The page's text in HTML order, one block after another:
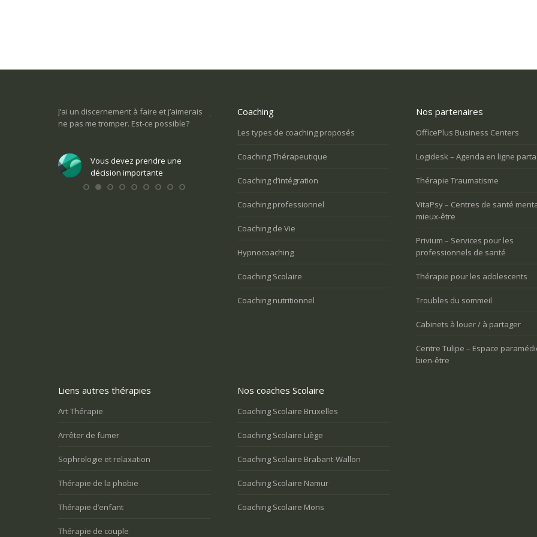
J’ai un discernement à faire et j’aimerais
ne pas me tromper. Est-ce possible?
Vous devez prendre une
décision importante
Je ne sais pas ce que je veux faire dans
Vous voulez trouver votre voix
Une tuile m’est tombée dessus et j’ai
personnelle
On
issue?
Coaching
Les types de coaching proposés
Coaching Thérapeutique
Coaching d’intégration
Coaching professionnel
Coaching de Vie
Hypnocoaching
Coaching Scolaire
Coaching nutritionnel
Nos partenaires
OfficePlus Business Centers
Logidesk – Agenda en ligne
Thérapie Traumatisme
VitaPsy – Centres de santé
mieux-être
Privium – Services pour les
professionnels de santé
Thérapie pour les adolescents
Troubles du sommeil
Cabinets à louer / à partager
Centre Tulipe – Espace
bien-être
Liens autres thérapies
Art Thérapie
Arrêter de fumer
Sophrologie et relaxation
Thérapie de la phobie
Thérapie d’enfant
Thérapie de couple
Nos coaches Scolaire
Coaching Scolaire Bruxelles
Coaching Scolaire Liège
Coaching Scolaire Brabant-Wallon
Coaching Scolaire Namur
Coaching Scolaire Mons